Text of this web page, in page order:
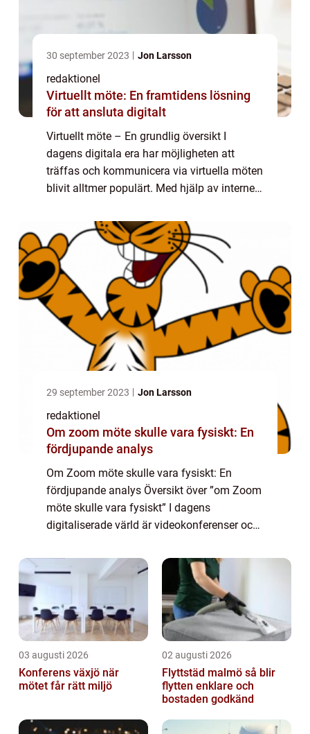
30 september 2023 Jon Larsson
redaktionel
Virtuellt möte: En framtidens lösning
för att ansluta digitalt
Virtuellt möte – En grundlig översikt I
dagens digitala era har möjligheten att
träffas och kommunicera via virtuella möten
blivit alltmer populärt. Med hjälp av internet
för människor över hela världe...
29 september 2023 Jon Larsson
redaktionel
Om zoom möte skulle vara fysiskt: En
fördjupande analys
Om Zoom möte skulle vara fysiskt: En
fördjupande analys Översikt över ”om Zoom
möte skulle vara fysiskt” I dagens
digitaliserade värld är videokonferenser och
Zoom, Google Meet och Microsoft Teams
al...
03 augusti 2026
Konferens växjö när
mötet får rätt miljö
02 augusti 2026
Flyttstäd malmö så blir
flytten enklare och
bostaden godkänd